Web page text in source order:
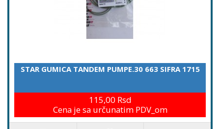
STAR GUMICA TANDEM PUMPE.30 663 SIFRA 1715
115,00 Rsd
Cena je sa určunatim PDV_om